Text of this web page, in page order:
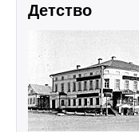
Детство